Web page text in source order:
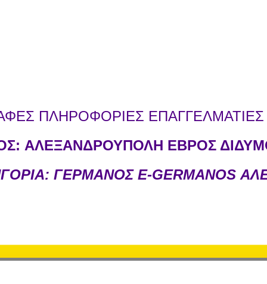
ΠΛΗΡΟΦΟΡΙΕΣ ΕΠΑΓΓΕΛΜΑΤΙΕΣ
ΑΛΕΞΑΝΔΡΟΥΠΟΛΗ ΕΒΡΟΣ
ΓΕΡΜΑΝΟΣ E-GERMANOS